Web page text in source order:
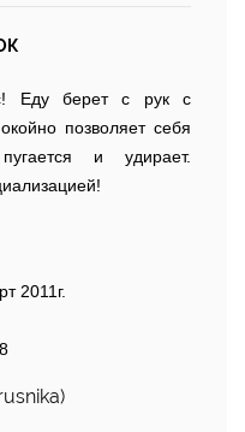
Еду берет с рук с
позволяет себя
и удирает.
2011г.